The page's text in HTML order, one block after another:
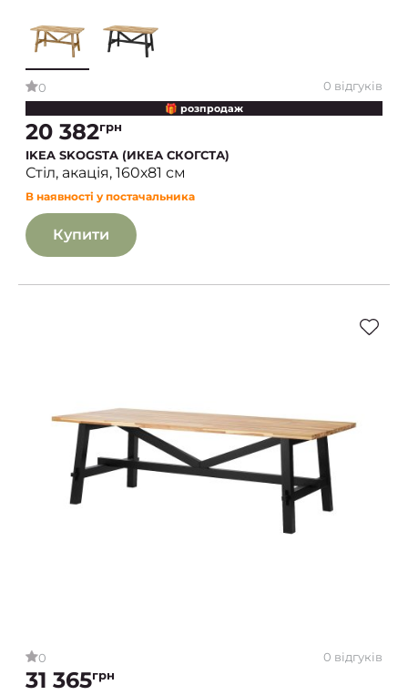
0 0 відгуків
🎁 розпродаж
20 382грн
IKEA SKOGSTA (ИКЕА СКОГСТА)
Стіл, акація, 160х81 см
В наявності у постачальника
Купити
0 0 відгуків
31 365грн